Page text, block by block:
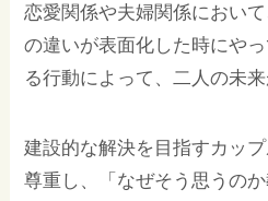
恋愛関係や夫婦関係におい
の違いが表面化した時にや
る行動によって、二人の未
建設的な解決を目指すカッ
尊重し、「なぜそう思うの